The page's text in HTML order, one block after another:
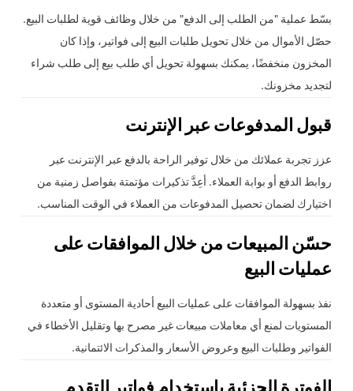
بسّط عملية "من الطلب إلى الدفع" من خلال وظائف قوية لطلبات البيع.
حصّل الأموال من خلال تحويل طلبات البيع إلى فواتير، وإذا كان
المخزون منخفضًا، يمكنك بسهولة تحويل أي طلب بيع إلى طلب شراء
لتجديد مخزونك.
قبول المدفوعات عبر الإنترنت
عزز تجربة عملائك من خلال توفير الراحة بالدفع عبر الإنترنت عبر
روابط الدفع أو بوابة العملاء. أعِدَّ تذكيرات مؤتمتة بفواصل زمنية من
اختيارك لضمان تحصيل المدفوعات من العملاء في الوقت المناسب.
حسّن المبيعات من خلال الموافقات على
عمليات البيع
نفذ بسهولة الموافقات على عمليات البيع أحادية المستوى أو متعددة
المستويات لمنع أي معاملات مبيعات غير مصرح بها وتقليل الأخطاء في
الفواتير وطلبات البيع وعروض الأسعار والمذكرات الائتمانية.